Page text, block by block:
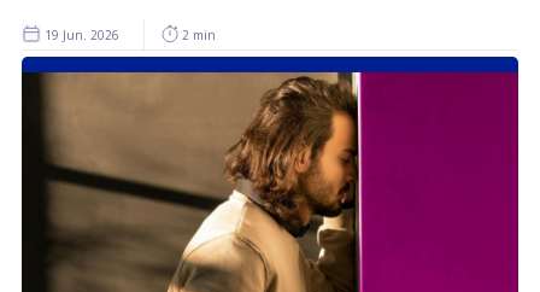
19 Jun. 2026 2 min